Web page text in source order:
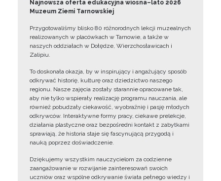
Najnowsza oferta edukacyjna wiosna–lato 2026
Muzeum Ziemi Tarnowskiej
Przygotowaliśmy blisko 80 różnorodnych lekcji muzealnych
realizowanych w placówkach w Tarnowie, a także w
naszych oddziałach w Dołędze, Wierzchosławicach i
Zalipiu.
To doskonała okazja, by w inspirujący i angażujący sposób
odkrywać historię, kulturę oraz dziedzictwo naszego
regionu. Nasze zajęcia zostały starannie opracowane tak,
aby nie tylko wspierały realizację programu nauczania, ale
również pobudzały ciekawość, wyobraźnię i pasję młodych
odkrywców. Interaktywne formy pracy, ciekawe prelekcje,
działania plastyczne oraz bezpośredni kontakt z zabytkami
sprawiają, że historia staje się fascynującą przygodą i
nauką poprzez doświadczenie.
Dziękujemy wszystkim nauczycielom za codzienne
zaangażowanie w rozwijanie zainteresowań swoich
uczniów oraz wspólne odkrywanie świata pełnego wiedzy i